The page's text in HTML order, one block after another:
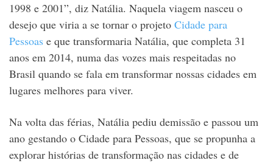
1998 e 2001”, diz Natália. Naquela viagem nasceu o
desejo que viria a se tornar o projeto Cidade para
Pessoas e que transformaria Natália, que completa 31
anos em 2014, numa das vozes mais respeitadas no
Brasil quando se fala em transformar nossas cidades em
lugares melhores para viver.
Na volta das férias, Natália pediu demissão e passou um
ano gestando o Cidade para Pessoas, que se propunha a
explorar histórias de transformação nas cidades e de